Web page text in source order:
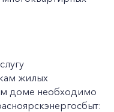
жилых
доме необходимо